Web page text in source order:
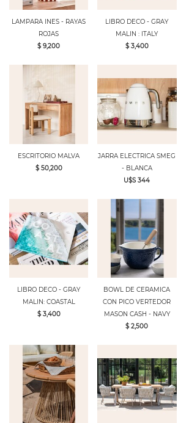
LAMPARA INES - RAYAS
ROJAS
$ 9,200
LIBRO DECO - GRAY
MALIN : ITALY
$ 3,400
ESCRITORIO MALVA
$ 50,200
JARRA ELECTRICA SMEG
- BLANCA
U$S 344
LIBRO DECO - GRAY
MALIN: COASTAL
$ 3,400
BOWL DE CERAMICA
CON PICO VERTEDOR
MASON CASH - NAVY
$ 2,500